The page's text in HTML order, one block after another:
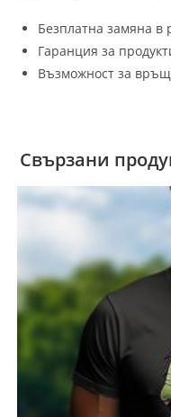
Безплатна замяна в
Гаранция за
Възможност за
Свързани